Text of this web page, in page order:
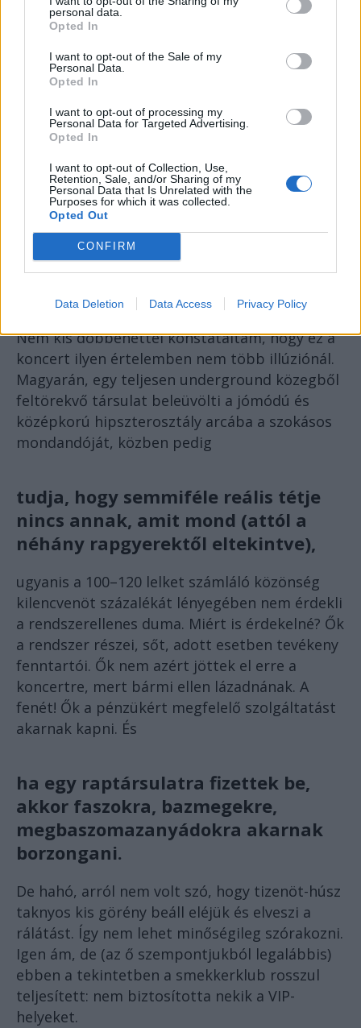
personal data.
Opted In
I want to opt-out of the Sale of my
Personal Data.
Opted In
I want to opt-out of processing my
Personal Data for Targeted Advertising.
Opted In
I want to opt-out of Collection, Use,
Retention, Sale, and/or Sharing of my
Personal Data that Is Unrelated with the
Purposes for which it was collected.
Opted Out
CONFIRM
Data Deletion Data Access Privacy Policy
nagyon alacsony volt). Megszólított egy
hústoronyt, hogy helló, menj arrébb, nem
látok. A hústorony lelkesen az arcába
üvöltötte, hogy „aș fute cevaaaaa” (értsd,
tovább a rajongást. Az offiszhölgyek feladták,
szomorúan ingatták a testüket a
ritmusra, márkás madárijesztők a
blokk-közi szélben.
Ezt csinálta egyébként a közönség nagy része,
kategóriába tartozott, amelybe a székes hölgy.
Nem kis döbbenettel konstatáltam, hogy ez a
koncert ilyen értelemben nem több illúziónál.
Magyarán, egy teljesen underground közegből
feltörekvő társulat beleüvölti a jómódú és
középkorú hipszterosztály arcába a szokásos
mondandóját, közben pedig
tudja, hogy semmiféle reális tétje
nincs annak, amit mond (attól a
néhány rapgyerektől eltekintve),
ugyanis a 100–120 lelket számláló közönség
kilencvenöt százalékát lényegében nem érdekli
a rendszerellenes duma. Miért is érdekelné? Ők
a rendszer részei, sőt, adott esetben tevékeny
fenntartói. Ők nem azért jöttek el erre a
koncertre, mert bármi ellen lázadnának. A
fenét! Ők a pénzükért megfelelő szolgáltatást
akarnak kapni. És
ha egy raptársulatra fizettek be,
akkor faszokra, bazmegekre,
megbaszomazanyádokra akarnak
borzongani.
De hahó, arról nem volt szó, hogy tizenöt-húsz
taknyos kis görény beáll eléjük és elveszi a
rálátást. Így nem lehet minőségileg szórakozni.
Igen ám, de (az ő szempontjukból legalábbis)
ebben a tekintetben a smekkerklub rosszul
teljesített: nem biztosította nekik a VIP-
helyeket.